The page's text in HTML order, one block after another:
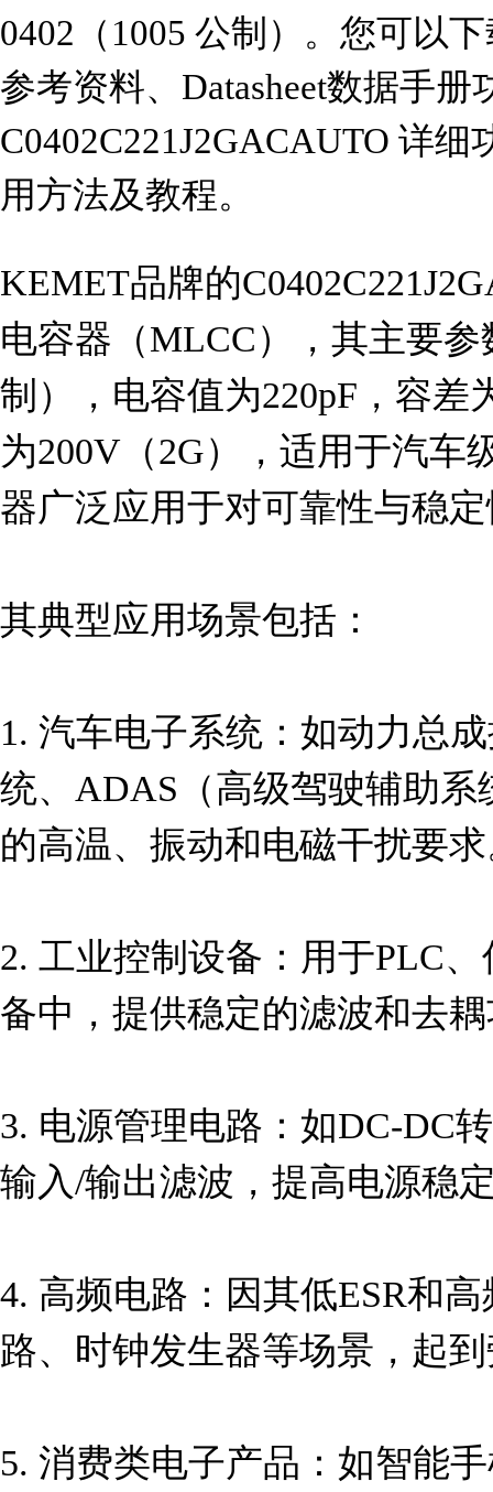
0402（1005 公制）。您可以
参考资料、Datasheet数据手
C0402C221J2GACAUTO 详
用方法及教程。
KEMET品牌的
电容器（MLCC），其主要
制），电容值为220pF，容差
为200V（2G），适用于汽车
器广泛应用于对可靠性与稳
其典型应用场景包括：
1. 汽车电子系统：如动力总
统、ADAS（高级驾驶辅助
的高温、振动和电磁干扰要
2. 工业控制设备：用于PLC
备中，提供稳定的滤波和去
3. 电源管理电路：如DC-DC
输入/输出滤波，提高电源稳
4. 高频电路：因其低ESR和
路、时钟发生器等场景，起
5. 消费类电子产品：如智能